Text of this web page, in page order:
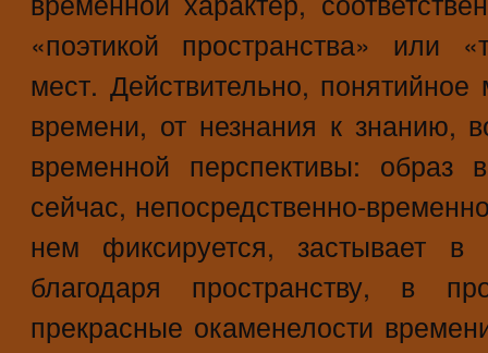
«поэтикой пространства» или
мест. Действительно,
времени, от незнания к знанию,
временной перспективы: образ
сейчас, непосредственно-
нем фиксируется, застывает в
благодаря пространству, в
прекрасные окаменелости